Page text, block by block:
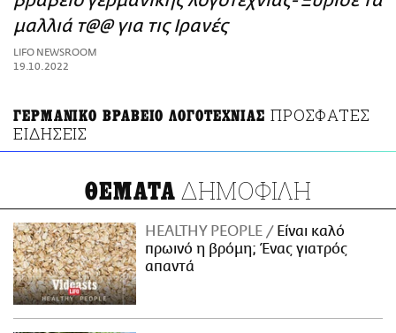
ΑΜΠΑ
PRINT
μαλλιά τ@@ για τις Ιρανές
LIFO NEWSROOM
19.10.2022
ΓΕΡΜΑΝΙΚΟ ΒΡΑΒΕΙΟ ΛΟΓΟΤΕΧΝΙΑΣ ΠΡΟΣΦΑΤΕΣ
ΕΙΔΗΣΕΙΣ
ΘΕΜΑΤΑ ΔΗΜΟΦΙΛΗ
HEALTHY PEOPLE
Είναι καλό
πρωινό η βρόμη; Ένας γιατρός
απαντά